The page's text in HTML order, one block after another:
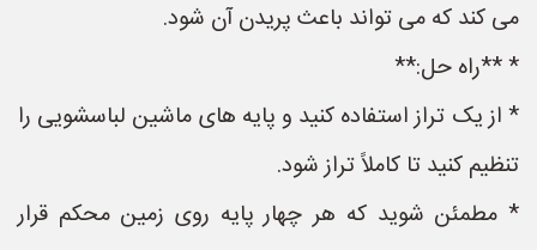
می کند که می تواند باعث پریدن آن شود.
* **راه حل:**
* از یک تراز استفاده کنید و پایه های ماشین لباسشویی را
تنظیم کنید تا کاملاً تراز شود.
* مطمئن شوید که هر چهار پایه روی زمین محکم قرار